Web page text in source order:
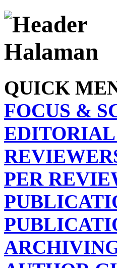
QUICK
FOCUS &
PER